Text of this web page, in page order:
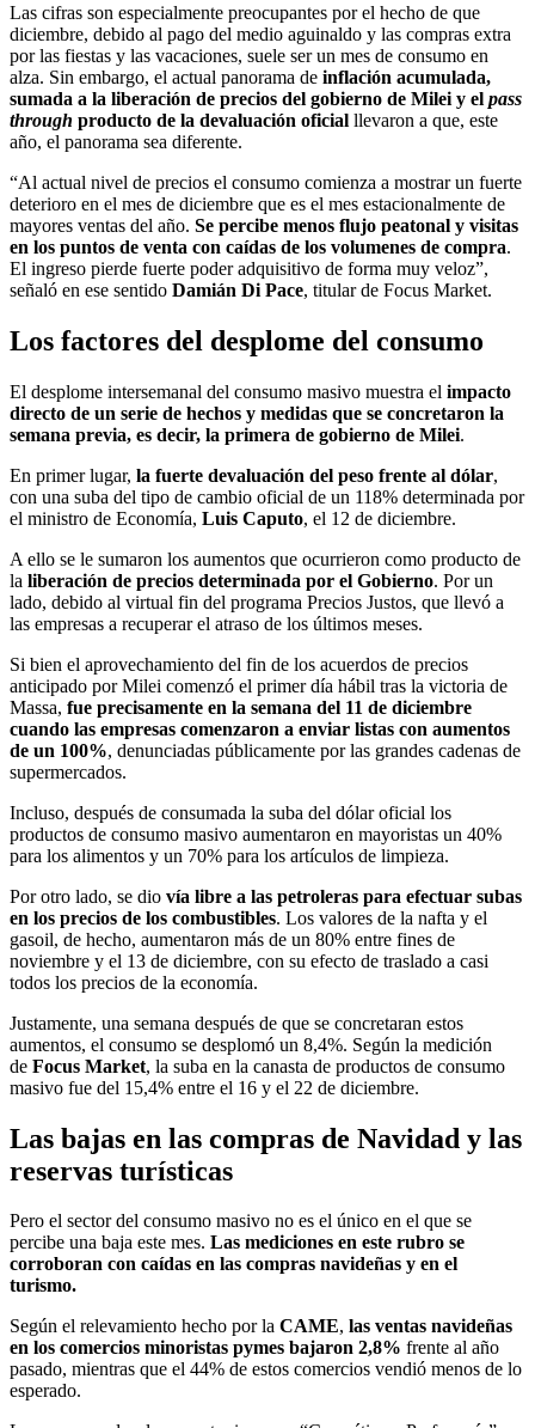
Las cifras son especialmente preocupantes por el hecho de que
diciembre, debido al pago del medio aguinaldo y las compras extra
por las fiestas y las vacaciones, suele ser un mes de consumo en
alza. Sin embargo, el actual panorama de inflación acumulada,
sumada a la liberación de precios del gobierno de Milei y el pass
through producto de la devaluación oficial llevaron a que, este
año, el panorama sea diferente.
“Al actual nivel de precios el consumo comienza a mostrar un fuerte
deterioro en el mes de diciembre que es el mes estacionalmente de
mayores ventas del año. Se percibe menos flujo peatonal y visitas
en los puntos de venta con caídas de los volumenes de compra.
El ingreso pierde fuerte poder adquisitivo de forma muy veloz”,
señaló en ese sentido Damián Di Pace, titular de Focus Market.
Los factores del desplome del consumo
El desplome intersemanal del consumo masivo muestra el impacto
directo de un serie de hechos y medidas que se concretaron la
semana previa, es decir, la primera de gobierno de Milei.
En primer lugar, la fuerte devaluación del peso frente al dólar,
con una suba del tipo de cambio oficial de un 118% determinada por
el ministro de Economía, Luis Caputo, el 12 de diciembre.
A ello se le sumaron los aumentos que ocurrieron como producto de
la liberación de precios determinada por el Gobierno. Por un
lado, debido al virtual fin del programa Precios Justos, que llevó a
las empresas a recuperar el atraso de los últimos meses.
Si bien el aprovechamiento del fin de los acuerdos de precios
anticipado por Milei comenzó el primer día hábil tras la victoria de
Massa, fue precisamente en la semana del 11 de diciembre
cuando las empresas comenzaron a enviar listas con aumentos
de un 100%, denunciadas públicamente por las grandes cadenas de
supermercados.
Incluso, después de consumada la suba del dólar oficial los
productos de consumo masivo aumentaron en mayoristas un 40%
para los alimentos y un 70% para los artículos de limpieza.
Por otro lado, se dio vía libre a las petroleras para efectuar subas
en los precios de los combustibles. Los valores de la nafta y el
gasoil, de hecho, aumentaron más de un 80% entre fines de
noviembre y el 13 de diciembre, con su efecto de traslado a casi
todos los precios de la economía.
Justamente, una semana después de que se concretaran estos
aumentos, el consumo se desplomó un 8,4%. Según la medición
de Focus Market, la suba en la canasta de productos de consumo
masivo fue del 15,4% entre el 16 y el 22 de diciembre.
Las bajas en las compras de Navidad y las
reservas turísticas
Pero el sector del consumo masivo no es el único en el que se
percibe una baja este mes. Las mediciones en este rubro se
corroboran con caídas en las compras navideñas y en el
turismo.
Según el relevamiento hecho por la CAME, las ventas navideñas
en los comercios minoristas pymes bajaron 2,8% frente al año
pasado, mientras que el 44% de estos comercios vendió menos de lo
esperado.